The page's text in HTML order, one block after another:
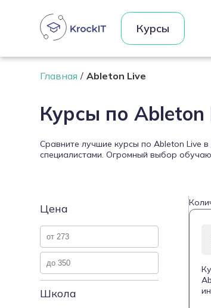
Курсы
Главная Ableton Live
Курсы по Ableton
Сравните лучшие курсы по Ableton Live
специалистами. Огромный выбор
Цена
Школа